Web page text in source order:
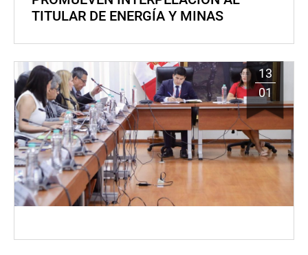
TITULAR DE ENERGÍA Y MINAS
13
01